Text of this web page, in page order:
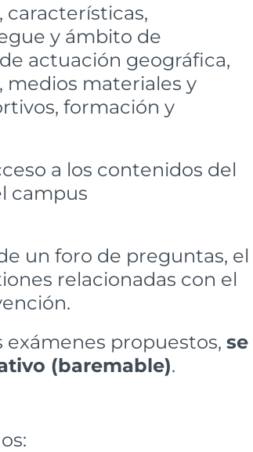
características,
y ámbito de
actuación geográfica,
medios materiales y
formación y
a los contenidos del
campus
un foro de preguntas, el
relacionadas con el
exámenes propuestos, se
(baremable).